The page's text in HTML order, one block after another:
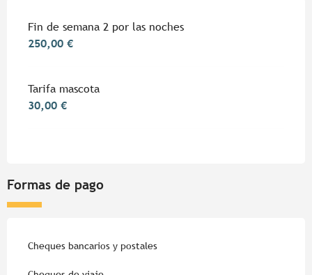
Tarifas 2026
Fin de semana 2 por las noches
250,00 €
Tarifa mascota
30,00 €
Formas de pago
Cheques bancarios y postales